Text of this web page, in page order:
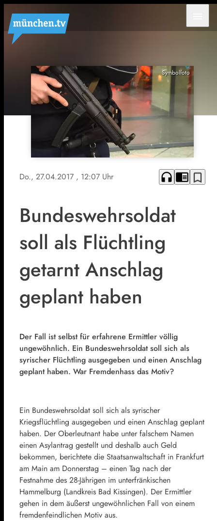
Symbolfoto
Do., 27.04.2017 , 12:07 Uhr headphones chrome_reader_mode bookmark_border
Bundeswehrsoldat
soll als Flüchtling
getarnt Anschlag
geplant haben
Der Fall ist selbst für erfahrene Ermittler völlig
ungewöhnlich. Ein Bundeswehrsoldat soll sich als
syrischer Flüchtling ausgegeben und einen Anschlag
geplant haben. War Fremdenhass das Motiv?
Ein Bundeswehrsoldat soll sich als syrischer
Kriegsflüchtling ausgegeben und einen Anschlag geplant
haben. Der Oberleutnant habe unter falschem Namen
einen Asylantrag gestellt und deshalb auch Geld
bekommen, berichtete die Staatsanwaltschaft in Frankfurt
am Main am Donnerstag – einen Tag nach der
Festnahme des 28-Jährigen im unterfränkischen
Hammelburg (Landkreis Bad Kissingen). Der Ermittler
gehen in dem äußerst ungewöhnlichen Fall von einem
fremdenfeindlichen Motiv aus.